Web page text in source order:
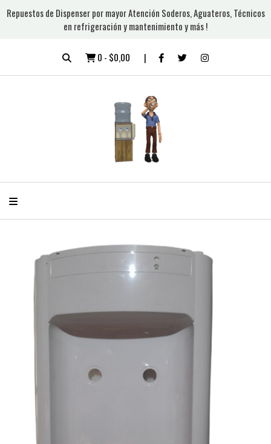
Repuestos de Dispenser por mayor Atención Soderos, Aguateros, Técnicos
en refrigeración y mantenimiento y más !
0 - $0,00